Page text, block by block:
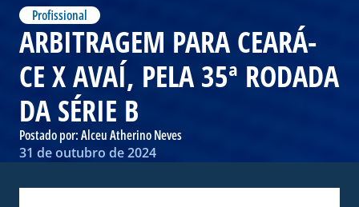
Profissional
ARBITRAGEM PARA CEARÁ-
CE X AVAÍ, PELA 35ª RODADA
DA SÉRIE B
Postado por:Alceu Atherino Neves
31 de outubro de 2024